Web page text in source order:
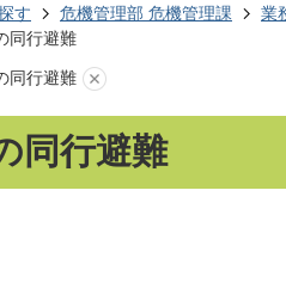
す 危機管理部 危機管理課 業
同行避難
同行避難
同行避難